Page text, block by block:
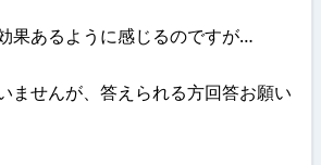
果あるように感じるのですが…
ませんが、答えられる方回答お願い